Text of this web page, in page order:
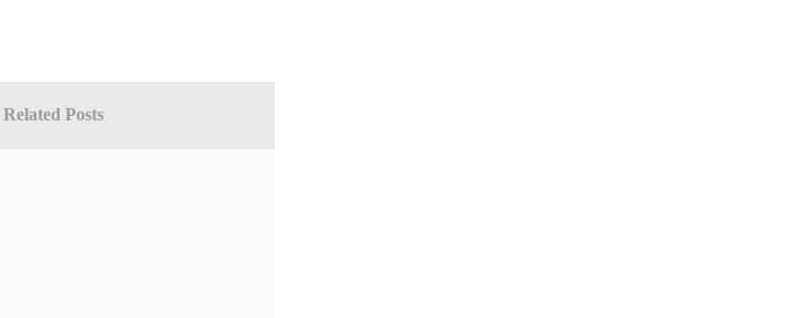
Related Posts